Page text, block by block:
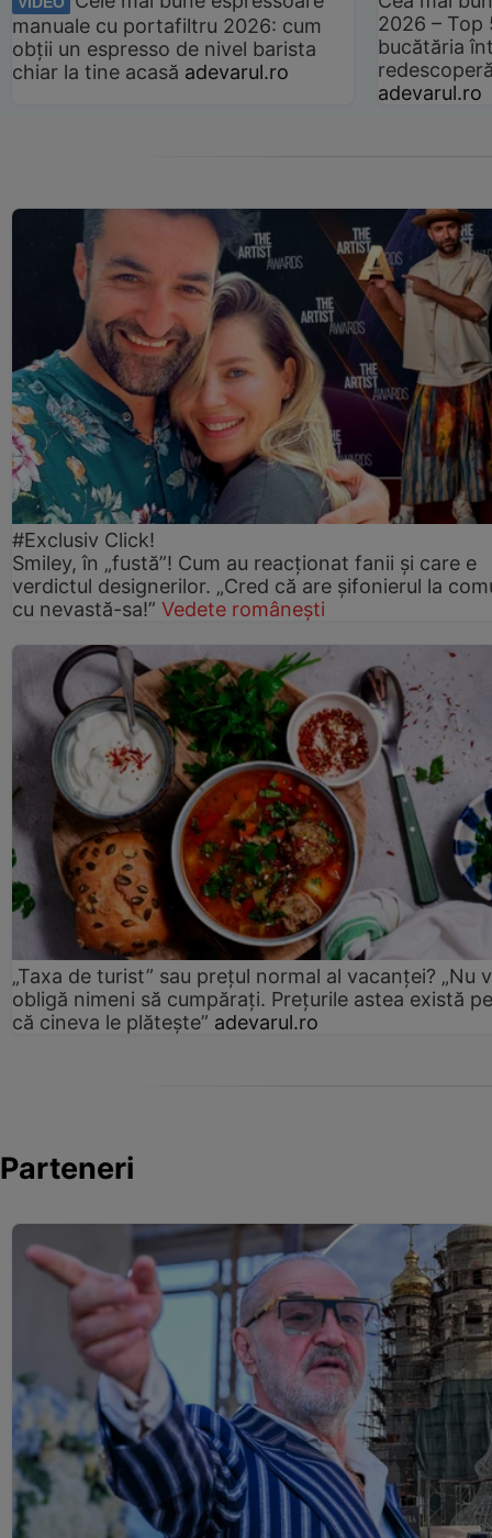
manuale cu portafiltru 2026: cum
obții un espresso de nivel barista
chiar la tine acasă adevarul.ro
2026 –
bucătăria
adevarul.ro
#Exclusiv Click!
Smiley, în „fustă”! Cum au reacționat fanii și care e
verdictul designerilor. „Cred că are șifonierul la
cu nevastă-sa!” Vedete românești
„Taxa de turist” sau prețul normal al vacanței? „Nu
obligă nimeni să cumpărați. Prețurile astea există
că cineva le plătește” adevarul.ro
Parteneri